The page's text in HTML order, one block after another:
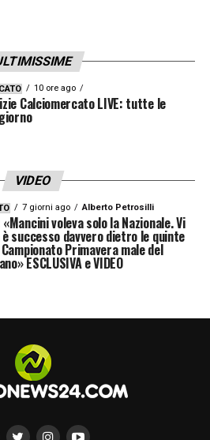
10 ore ago
Calciomercato LIVE: tutte le
VIDEO
7 giorni ago Alberto Petrosilli
voleva solo la Nazionale. Vi
è successo davvero dietro le quinte
Campionato Primavera male del
ESCLUSIVA e VIDEO